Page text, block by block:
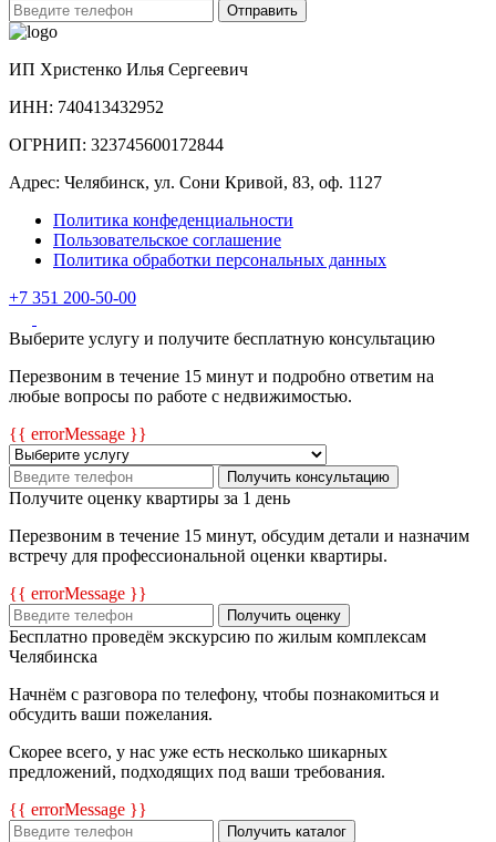
Отправить
ИП Христенко Илья Сергеевич
ИНН: 740413432952
ОГРНИП: 323745600172844
Адрес: Челябинск, ул. Сони Кривой, 83, оф. 1127
Политика конфеденциальности
Пользовательское соглашение
Политика обработки персональных данных
+7 351 200-50-00
Выберите услугу и получите бесплатную консультацию
Перезвоним в течение 15 минут и подробно ответим на
любые вопросы по работе с недвижимостью.
{{ errorMessage }}
Получить консультацию
Получите оценку квартиры за 1 день
Перезвоним в течение 15 минут, обсудим детали и назначим
встречу для профессиональной оценки квартиры.
{{ errorMessage }}
Получить оценку
Бесплатно проведём экскурсию по жилым комплексам
Челябинска
Начнём с разговора по телефону, чтобы познакомиться и
обсудить ваши пожелания.
Скорее всего, у нас уже есть несколько шикарных
предложений, подходящих под ваши требования.
{{ errorMessage }}
Получить каталог